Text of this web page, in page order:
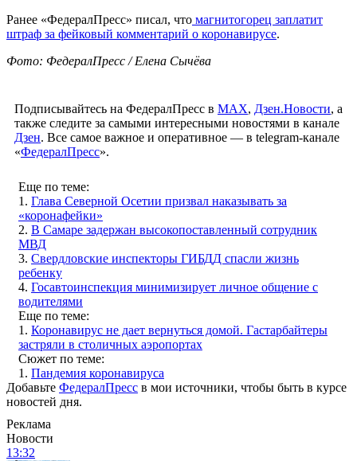
Ранее «ФедералПресс» писал, что магнитогорец заплатит
штраф за фейковый комментарий о коронавирусе.
Фото: ФедералПресс / Елена Сычёва
Подписывайтесь на ФедералПресс в МАХ, Дзен.Новости, а
также следите за самыми интересными новостями в канале
Дзен. Все самое важное и оперативное — в telegram-канале
«ФедералПресс».
Еще по теме:
1. Глава Северной Осетии призвал наказывать за
«коронафейки»
2. В Самаре задержан высокопоставленный сотрудник
МВД
3. Свердловские инспекторы ГИБДД спасли жизнь
ребенку
4. Госавтоинспекция минимизирует личное общение с
водителями
Еще по теме:
1. Коронавирус не дает вернуться домой. Гастарбайтеры
застряли в столичных аэропортах
Сюжет по теме:
1. Пандемия коронавируса
Добавьте ФедералПресс в мои источники, чтобы быть в курсе
новостей дня.
Реклама
Новости
13:32